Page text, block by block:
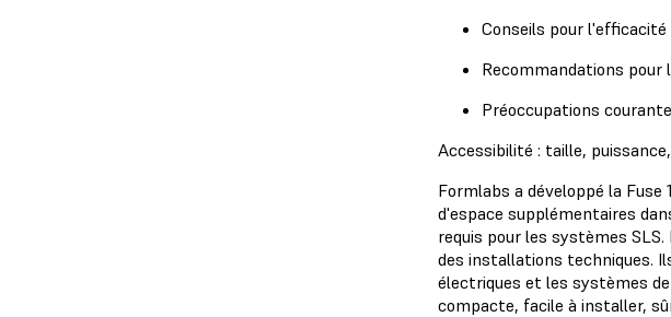
Conseils pour
Recommandations
Préoccupations
Accessibilité : taille,
Formlabs a développé la
d'espace supplémentaires
requis pour les systèmes
des installations techniques.
électriques et les systèmes
compacte, facile à installer,